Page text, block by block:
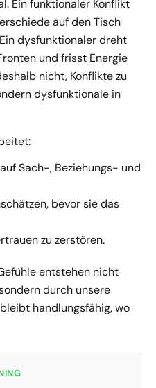
Ein funktionaler Konflikt
auf den Tisch
dysfunktionaler dreht
und frisst Energie
nicht, Konflikte zu
dysfunktionale in
Sach-, Beziehungs- und
bevor sie das
zu zerstören.
entstehen nicht
durch unsere
handlungsfähig, wo